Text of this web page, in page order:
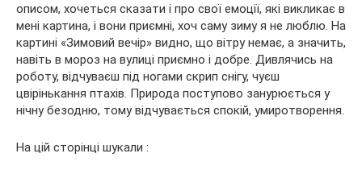
описом, хочеться сказати і про свої емоції, які викликає в
мені картина, і вони приємні, хоч саму зиму я не люблю. На
картині «Зимовий вечір» видно, що вітру немає, а значить,
навіть в мороз на вулиці приємно і добре. Дивлячись на
роботу, відчуваєш під ногами скрип снігу, чуєш
цвірінькання птахів. Природа поступово занурюється у
нічну безодню, тому відчувається спокій, умиротворення.
На цій сторінці шукали :